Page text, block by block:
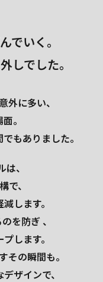
でいく。
しでした。
外に多い、
。
もありました。
、
で、
します。
を防ぎ 、
します。
その瞬間も。
ザインで、